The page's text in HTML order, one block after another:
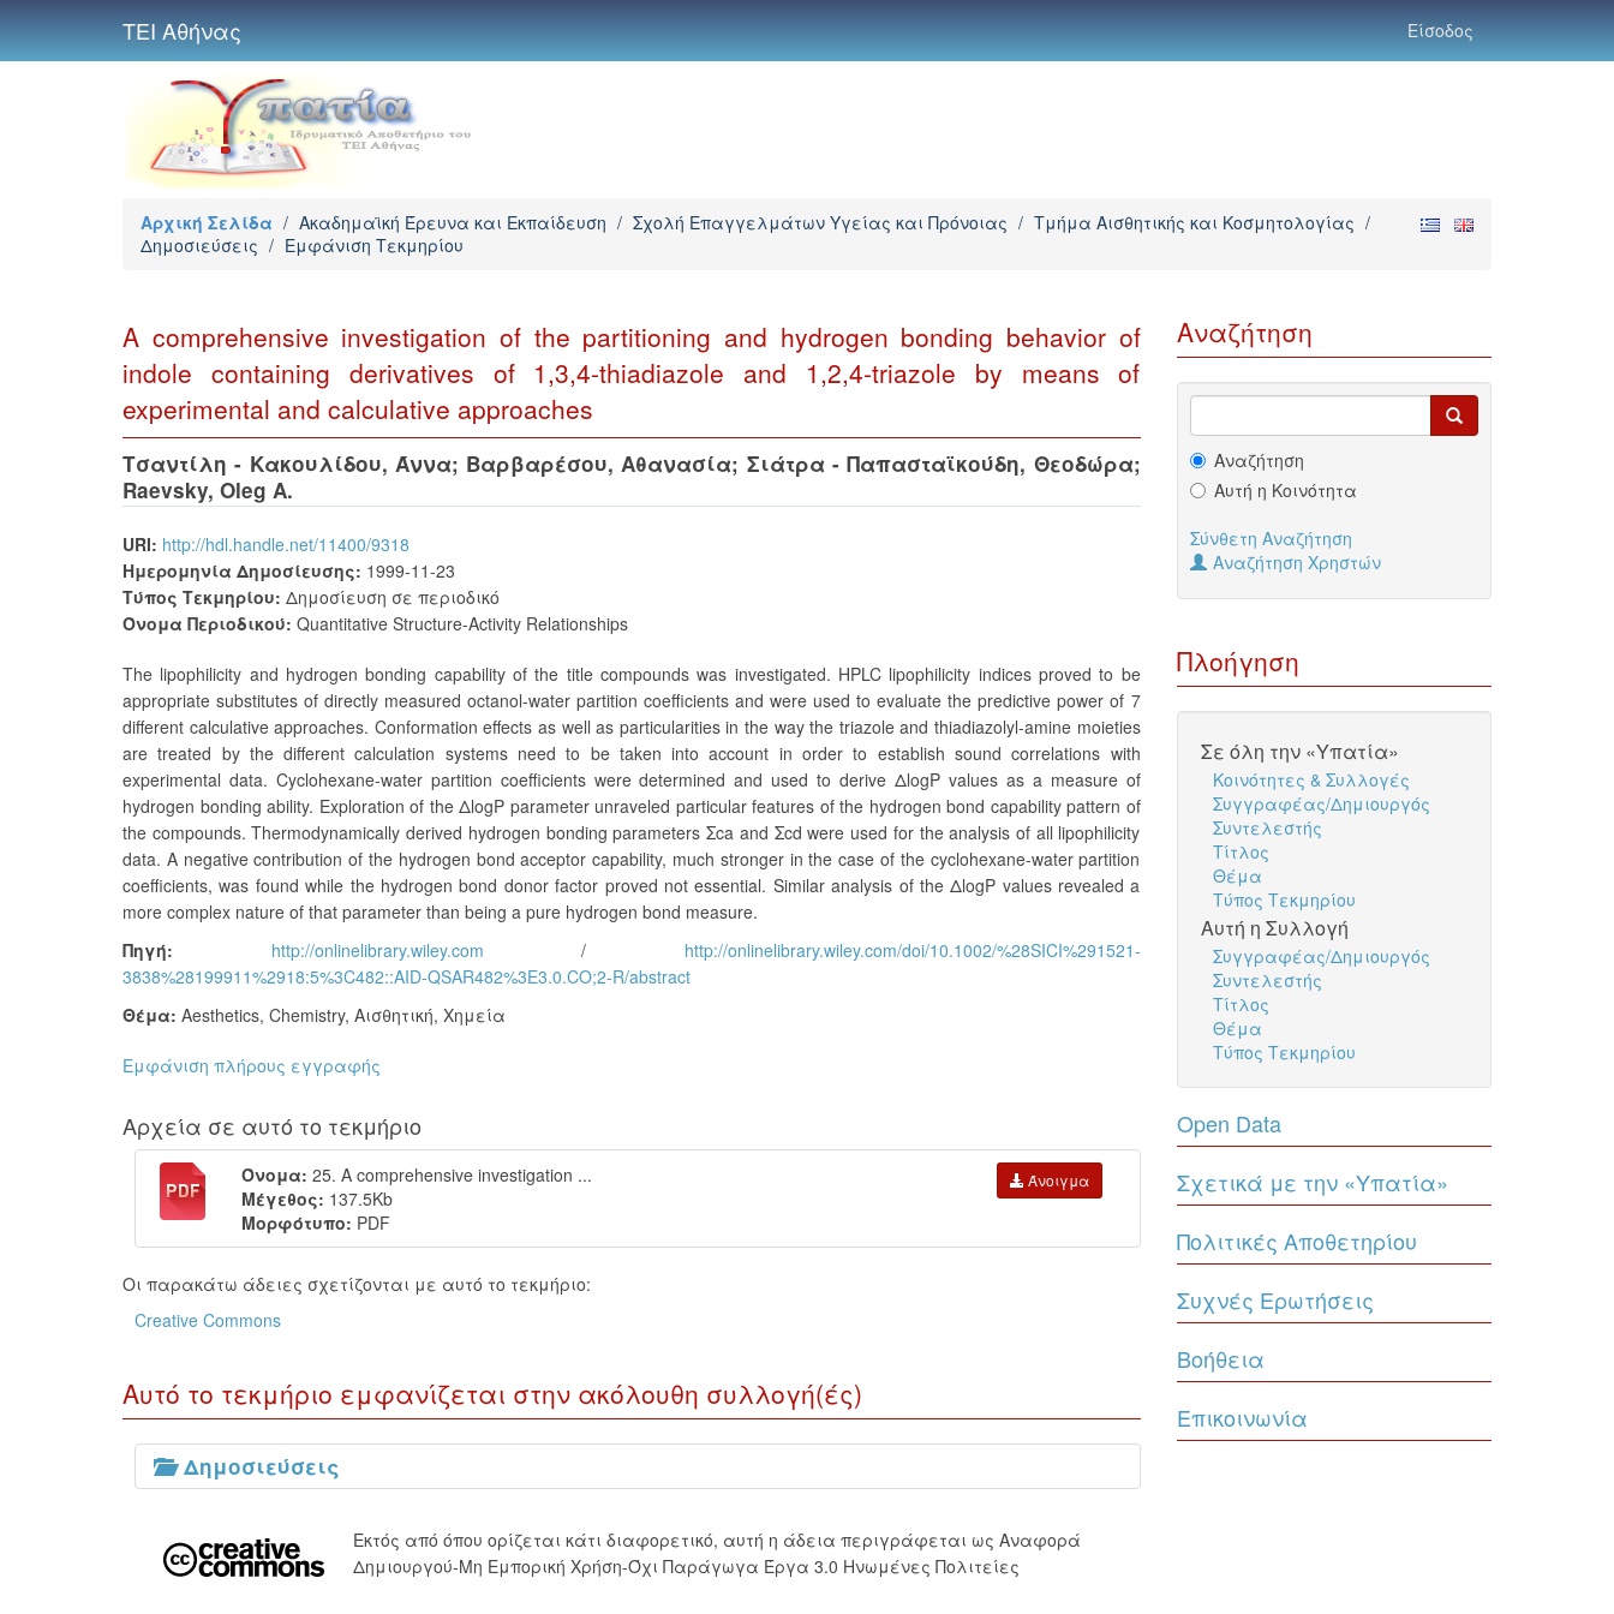
ΤΕΙ Αθήνας Είσοδος
Αρχική Σελίδα / Ακαδημαϊκή Έρευνα και Εκπαίδευση / Σχολή Επαγγελμάτων Υγείας και Πρόνοιας / Τμήμα Αισθητικής και Κοσμητολογίας /
Δημοσιεύσεις / Εμφάνιση Τεκμηρίου
A comprehensive investigation of the partitioning and hydrogen bonding behavior of
indole containing derivatives of 1,3,4-thiadiazole and 1,2,4-triazole by means of
experimental and calculative approaches
Τσαντίλη - Κακουλίδου, Άννα; Βαρβαρέσου, Αθανασία; Σιάτρα - Παπασταϊκούδη, Θεοδώρα;
Raevsky, Oleg A.
URI: http://hdl.handle.net/11400/9318
Ημερομηνία Δημοσίευσης: 1999-11-23
Τύπος Τεκμηρίου: Δημοσίευση σε περιοδικό
Όνομα Περιοδικού: Quantitative Structure-Activity Relationships
The lipophilicity and hydrogen bonding capability of the title compounds was investigated. HPLC lipophilicity indices proved to be
appropriate substitutes of directly measured octanol-water partition coefficients and were used to evaluate the predictive power of 7
different calculative approaches. Conformation effects as well as particularities in the way the triazole and thiadiazolyl-amine moieties
are treated by the different calculation systems need to be taken into account in order to establish sound correlations with
experimental data. Cyclohexane-water partition coefficients were determined and used to derive ΔlogP values as a measure of
hydrogen bonding ability. Exploration of the ΔlogP parameter unraveled particular features of the hydrogen bond capability pattern of
the compounds. Thermodynamically derived hydrogen bonding parameters Σca and Σcd were used for the analysis of all lipophilicity
data. A negative contribution of the hydrogen bond acceptor capability, much stronger in the case of the cyclohexane-water partition
coefficients, was found while the hydrogen bond donor factor proved not essential. Similar analysis of the ΔlogP values revealed a
more complex nature of that parameter than being a pure hydrogen bond measure.
Πηγή:
http://onlinelibrary.wiley.com / http://onlinelibrary.wiley.com/doi/10.1002/%28SICI%291521-
3838%28199911%2918:5%3C482::AID-QSAR482%3E3.0.CO;2-R/abstract
Θέμα: Aesthetics, Chemistry, Αισθητική, Χημεία
Εμφάνιση πλήρους εγγραφής
Αρχεία σε αυτό το τεκμήριο
Όνομα: 25. A comprehensive investigation ...
Μέγεθος: 137.5Kb
Μορφότυπο: PDF
Άνοιγμα
Οι παρακάτω άδειες σχετίζονται με αυτό το τεκμήριο:
Creative Commons
Αυτό το τεκμήριο εμφανίζεται στην ακόλουθη συλλογή(ές)
Δημοσιεύσεις
Εκτός από όπου ορίζεται κάτι διαφορετικό, αυτή η άδεια περιγράφεται ως Αναφορά
Δημιουργού-Μη Εμπορική Χρήση-Όχι Παράγωγα Έργα 3.0 Ηνωμένες Πολιτείες
Αναζήτηση
Αναζήτηση
Αυτή η Κοινότητα
Σύνθετη Αναζήτηση
Αναζήτηση Χρηστών
Πλοήγηση
Σε όλη την «Υπατία»
Κοινότητες & Συλλογές
Συγγραφέας/Δημιουργός
Συντελεστής
Τίτλος
Θέμα
Τύπος Τεκμηρίου
Αυτή η Συλλογή
Συγγραφέας/Δημιουργός
Συντελεστής
Τίτλος
Θέμα
Τύπος Τεκμηρίου
Open Data
Σχετικά με την «Υπατία»
Πολιτικές Αποθετηρίου
Συχνές Ερωτήσεις
Βοήθεια
Επικοινωνία